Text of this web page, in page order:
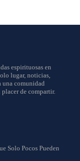
espirituosas en
lugar, noticias,
una comunidad
de compartir.
Solo Pocos Pueden